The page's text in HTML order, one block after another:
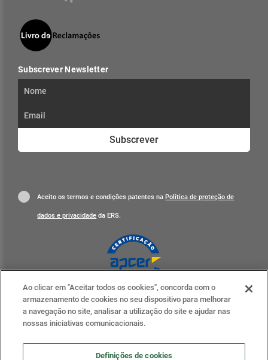
Subscrever Newsletter
Subscrever
Aceito os termos e condições patentes naPolítica de proteção de
dados e privacidade da ERS.
ERS nas redes sociais
Ao clicar em "Aceitar todos os cookies", concorda com o
armazenamento de cookies no seu dispositivo para melhorar
a navegação no site, analisar a utilização do site e ajudar nas
nossas iniciativas comunicacionais.
Definições de cookies